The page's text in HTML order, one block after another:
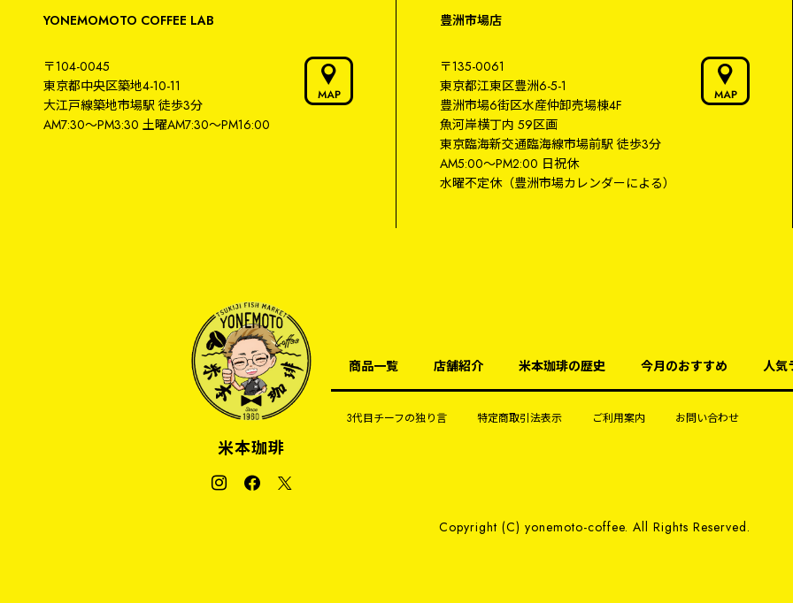
YONEMOMOTO COFFEE LAB
〒104-0045
東京都中央区築地4-10-11
大江戸線築地市場駅 徒歩3分
AM7:30～PM3:30 土曜AM7:30〜PM16:00
豊洲市場店
〒135-0061
東京都江東区豊洲6-5-1
豊洲市場6街区水産仲卸売場棟4F
魚河岸横丁内 59区画
東京臨海新交通臨海線市場前駅 徒歩3分
AM5:00～PM2:00 日祝休
水曜不定休（豊洲市場カレンダーによる）
米本珈琲
商品一覧 店舗紹介 米本珈琲の歴史 今月のおすすめ 人気
3代目チーフの独り言 特定商取引法表示 ご利用案内 お問い合わせ
Copyright (C) yonemoto-coffee. All Rights Reserved.